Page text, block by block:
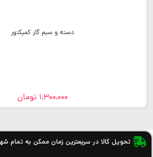
دسته و سیم گاز کمپکتور
1,300,000 تومان
تحویل کالا در سریعترین زمان ممکن به تمام